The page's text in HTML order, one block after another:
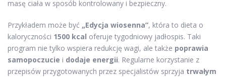
masę ciała w sposób kontrolowany i bezpieczny.
Przykładem może być „Edycja wiosenna”, która to dieta o
kaloryczności 1500 kcal oferuje tygodniowy jadłospis. Taki
program nie tylko wspiera redukcję wagi, ale także poprawia
samopoczucie i dodaje energii. Regularne korzystanie z
przepisów przygotowanych przez specjalistów sprzyja trwałym